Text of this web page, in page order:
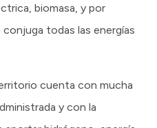
biomasa, y por
todas las energías
cuenta con mucha
y con la